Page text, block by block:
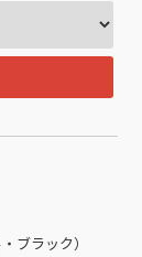
ブラック）